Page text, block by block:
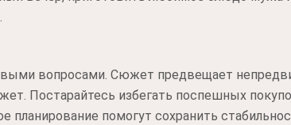
вопросами. Сюжет предвещает
Постарайтесь избегать поспешных
помогут сохранить